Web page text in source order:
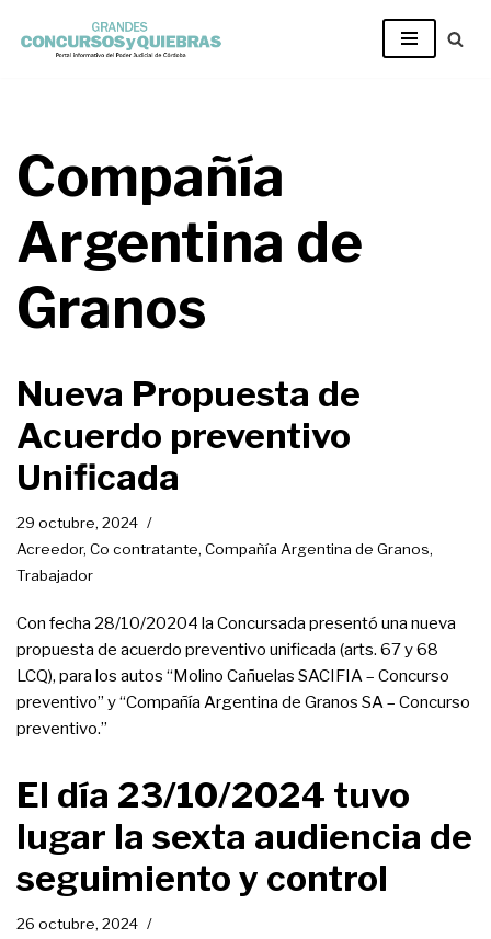
Compañía
Argentina de
Granos
Nueva Propuesta de
Acuerdo preventivo
Unificada
29 octubre, 2024
Acreedor, Co contratante, Compañía Argentina de Granos,
Trabajador
Con fecha 28/10/20204 la Concursada presentó una nueva
propuesta de acuerdo preventivo unificada (arts. 67 y 68
LCQ), para los autos “Molino Cañuelas SACIFIA – Concurso
preventivo” y “Compañía Argentina de Granos SA – Concurso
preventivo.”
El día 23/10/2024 tuvo
lugar la sexta audiencia de
seguimiento y control
26 octubre, 2024